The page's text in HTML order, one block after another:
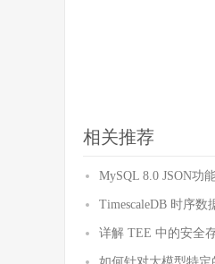
相关推荐
MySQL 8.0 JSON功
TimescaleDB 时序
详解 TEE 中的安全